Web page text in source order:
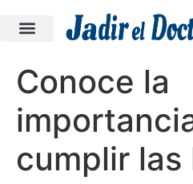
Conoce la
cumplir las